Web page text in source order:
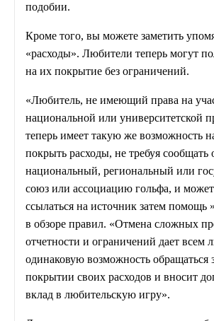
подобии.
Кроме того, вы можете заметить
«расходы». Любители теперь могут
на их покрытие без ограничений.
«Любитель, не имеющий права на
национальной или университетской
теперь имеет такую ​​же возможность
покрыть расходы, не требуя сообщать
национальный, региональный или
союз или ассоциацию гольфа, и
ссылаться на источник затем помощь
в обзоре правил. «Отмена сложных
отчетности и ограничений дает всем
одинаковую возможность
покрытии своих расходов и вносит
вклад в любительскую игру».